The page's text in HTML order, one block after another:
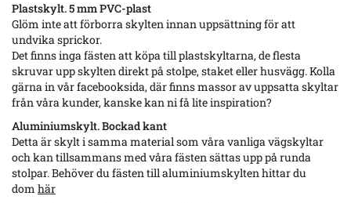
Plastskylt. 5 mm PVC-plast
Glöm inte att förborra skylten innan uppsättning för att
undvika sprickor.
Det finns inga fästen att köpa till plastskyltarna, de flesta
skruvar upp skylten direkt på stolpe, staket eller husvägg. Kolla
gärna in vår facebooksida, där finns massor av uppsatta skyltar
från våra kunder, kanske kan ni få lite inspiration?
Aluminiumskylt. Bockad kant
Detta är skylt i samma material som våra vanliga vägskyltar
och kan tillsammans med våra fästen sättas upp på runda
stolpar. Behöver du fästen till aluminiumskylten hittar du
dom här